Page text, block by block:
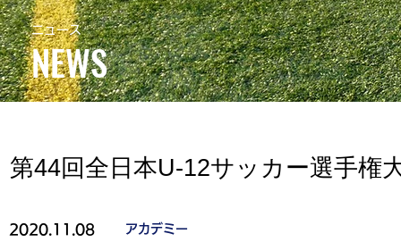
ALL トップチーム
第44回全日本U-12サッカー選手権
2020.11.08 アカデミー
NEWS
ニュース